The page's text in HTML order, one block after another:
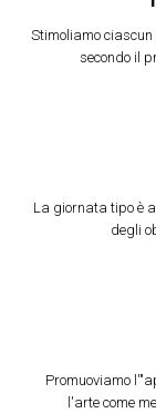
Stimoliamo
secondo il
La giornata tipo è
degli
Promuoviamo
l'arte come